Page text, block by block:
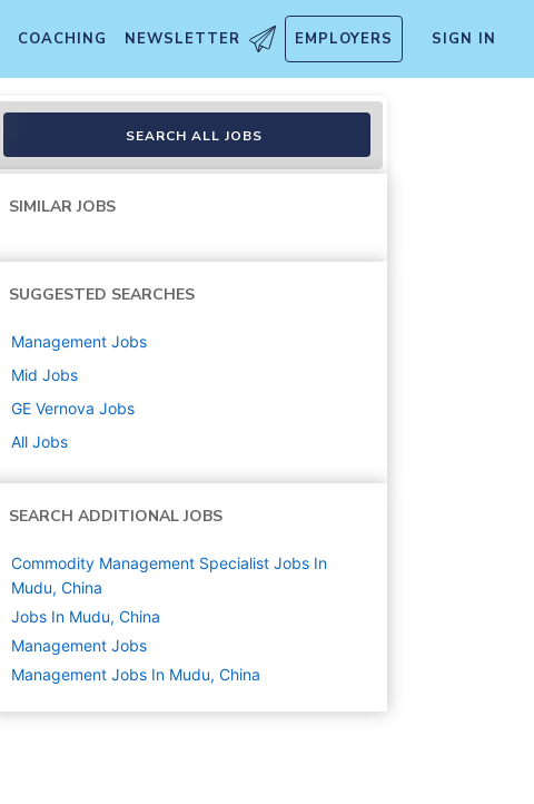
COACHING NEWSLETTER EMPLOYERS SIGN IN
SEARCH ALL JOBS
SIMILAR JOBS
SUGGESTED SEARCHES
Management Jobs
Mid Jobs
GE Vernova Jobs
All Jobs
SEARCH ADDITIONAL JOBS
Commodity Management Specialist Jobs In
Mudu, China
Jobs In Mudu, China
Management Jobs
Management Jobs In Mudu, China